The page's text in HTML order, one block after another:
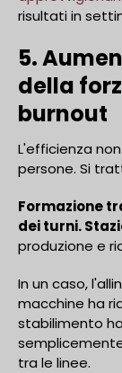
risultati in
5.
della
burnout
L'efficienza
persone. Si
Formazione
dei turni.
produzione e
In un caso,
macchine ha
stabilimento
tra le linee.